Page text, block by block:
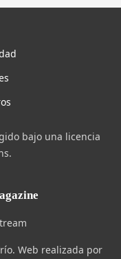
bajo una licencia
Web realizada por